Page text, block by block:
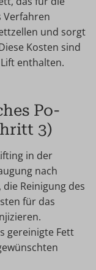
Verfahren
und sorgt
Kosten sind
enthalten.
Po-
3)
in der
nach
Reinigung des
für das
gereinigte Fett